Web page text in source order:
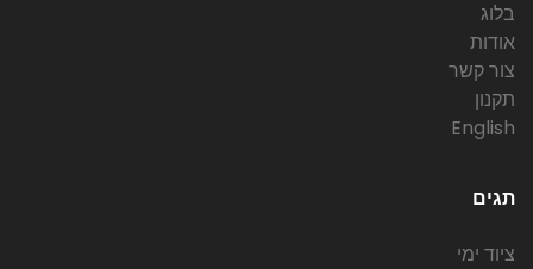
בלוג
אודות
צור קשר
תקנון
English
תגים
ציוד ימי